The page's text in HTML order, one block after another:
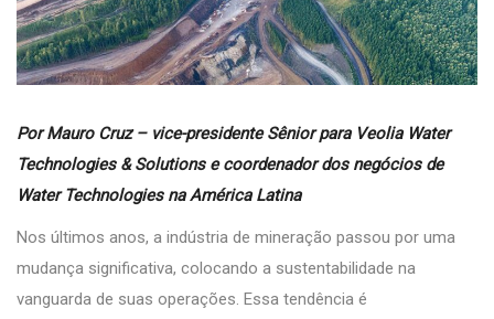
Por Mauro Cruz – vice-presidente Sênior para Veolia Water
Technologies & Solutions e coordenador dos negócios de
Water Technologies na América Latina
Nos últimos anos, a indústria de mineração passou por uma
mudança significativa, colocando a sustentabilidade na
vanguarda de suas operações. Essa tendência é